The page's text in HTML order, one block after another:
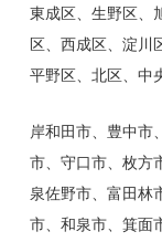
東成区、生野区、
区、西成区、淀川
平野区、北区、中
岸和田市、豊中市
市、守口市、枚方
泉佐野市、富田林
市、和泉市、箕面